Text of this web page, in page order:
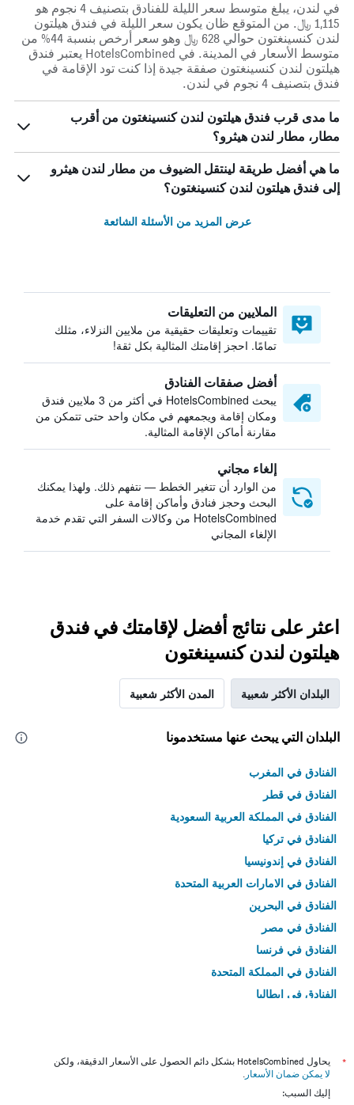
في لندن، يبلغ متوسط ​​سعر الليلة للفنادق بتصنيف 4 نجوم هو
1,115 ﷼. من المتوقع ظان يكون سعر الليلة في فندق هيلتون
لندن كنسينغتون حوالي 628 ﷼ وهو سعر أرخص بنسبة 44% من
متوسط الأسعار في المدينة. في HotelsCombined يعتبر فندق
هيلتون لندن كنسينغتون صفقة جيدة إذا كنت تود الإقامة في
فندق بتصنيف 4 نجوم في لندن.
ما مدى قرب فندق هيلتون لندن كنسينغتون من أقرب
مطار، مطار لندن هيثرو؟
ما هي أفضل طريقة لينتقل الضيوف من مطار لندن هيثرو
إلى فندق هيلتون لندن كنسينغتون؟
عرض المزيد من الأسئلة الشائعة
الملايين من التعليقات
تقييمات وتعليقات حقيقية من ملايين النزلاء، مثلك
تمامًا. احجز إقامتك المثالية بكل ثقة!
أفضل صفقات الفنادق
يبحث HotelsCombined في أكثر من 3 ملايين فندق
ومكان إقامة ويجمعهم في مكان واحد حتى تتمكن من
مقارنة أماكن الإقامة المثالية.
إلغاء مجاني
من الوارد أن تتغير الخطط — نتفهم ذلك. ولهذا يمكنك
البحث وحجز فنادق وأماكن إقامة على
HotelsCombined من وكالات السفر التي تقدم خدمة
الإلغاء المجاني
اعثر على نتائج أفضل لإقامتك في فندق
هيلتون لندن كنسينغتون
البلدان الأكثر شعبية المدن الأكثر شعبية
البلدان التي يبحث عنها مستخدمونا
الفنادق في المغرب
الفنادق في قطر
الفنادق في المملكة العربية السعودية
الفنادق في تركيا
الفنادق في إندونيسيا
الفنادق في الامارات العربية المتحدة
الفنادق في البحرين
الفنادق في مصر
الفنادق في فرنسا
الفنادق في المملكة المتحدة
الفنادق في إيطاليا
*
يحاول HotelsCombined بشكل دائم الحصول على الأسعار الدقيقة، ولكن
لا يمكن ضمان الأسعار .
إليك السبب: